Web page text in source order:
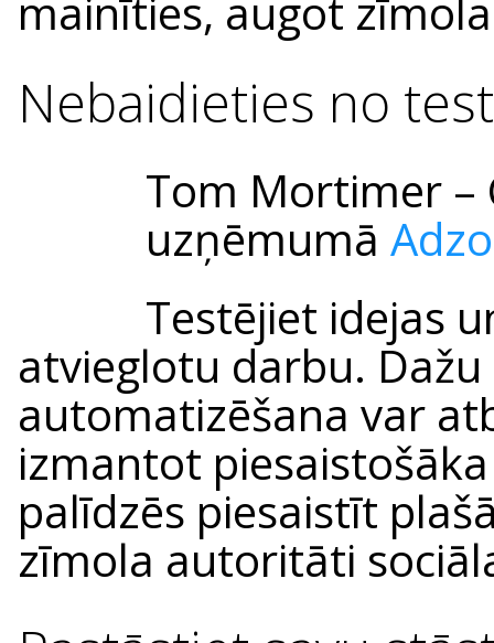
mainīties, augot
Nebaidieties no
Tom Mortimer –
uzņēmumā
Testējiet idejas
atvieglotu darbu.
automatizēšana var
izmantot
palīdzēs piesaistīt
zīmola autoritāti